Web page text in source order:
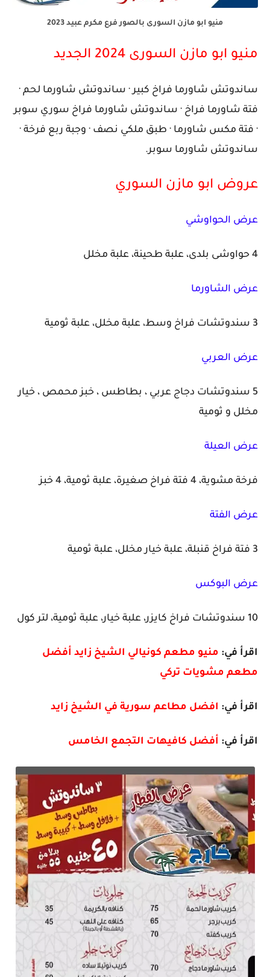
منيو ابو مازن السورى بالصور فرع مكرم عبيد 2023
منيو ابو مازن السورى 2024 الجديد
ساندوتش شاورما فراخ كبير · ساندوتش شاورما لحم ·
فتة شاورما فراخ · ساندوتش شاورما فراخ سوري سوبر
· فتة مكس شاورما · طبق ملكي نصف · وجبة ربع فرخة ·
ساندوتش شاورما سوبر.
عروض ابو مازن السوري
عرض الحواوشي
4 حواوشى بلدى، علبة طحينة، علبة مخلل
عرض الشاورما
3 سندوتشات فراخ وسط، علبة مخلل، علبة ثومية
عرض العربي
5 سندوتشات دجاج عربي ، بطاطس ، خبز محمص ، خيار
مخلل و ثومية
عرض العيلة
فرخة مشوية، 4 فتة فراخ صغيرة، علبة ثومية، 4 خبز
عرض الفتة
3 فتة فراخ قنبلة، علبة خيار مخلل، علبة ثومية
عرض البوكس
10 سندوتشات فراخ كايزر، علبة خيار، علبة ثومية، لتر كول
اقرأ في: منيو مطعم كونيالي الشيخ زايد أفضل
مطعم مشويات تركي
اقرأ في: افضل مطاعم سورية في الشيخ زايد
اقرأ في: أفضل كافيهات التجمع الخامس